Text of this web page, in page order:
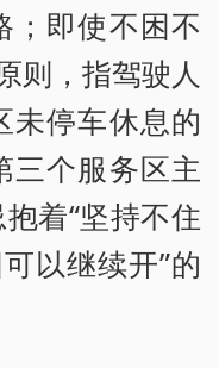
；即使不困不
则，指驾驶人
未停车休息的
三个服务区主
着“坚持不住
以继续开”的